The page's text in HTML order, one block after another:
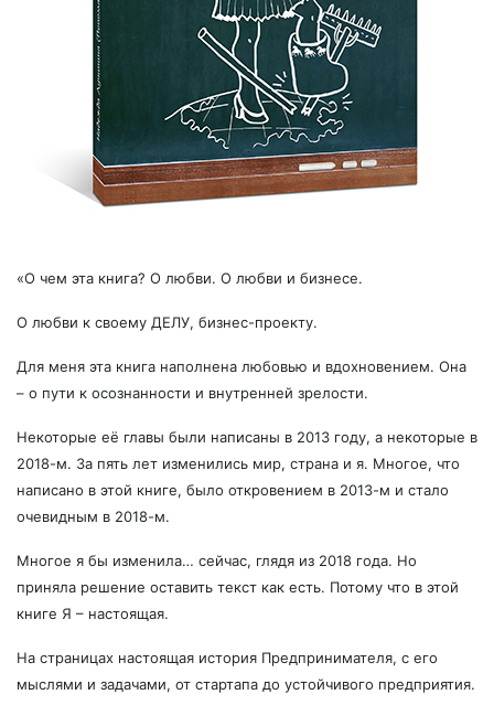
«О чем эта книга? О любви. О любви и бизнесе.
О любви к своему ДЕЛУ, бизнес-проекту.
Для меня эта книга наполнена любовью и вдохновением. Она
– о пути к осознанности и внутренней зрелости.
Некоторые её главы были написаны в 2013 году, а некоторые в
2018-м. За пять лет изменились мир, страна и я. Многое, что
написано в этой книге, было откровением в 2013-м и стало
очевидным в 2018-м.
Многое я бы изменила… сейчас, глядя из 2018 года. Но
приняла решение оставить текст как есть. Потому что в этой
книге Я – настоящая.
На страницах настоящая история Предпринимателя, с его
мыслями и задачами, от стартапа до устойчивого предприятия.